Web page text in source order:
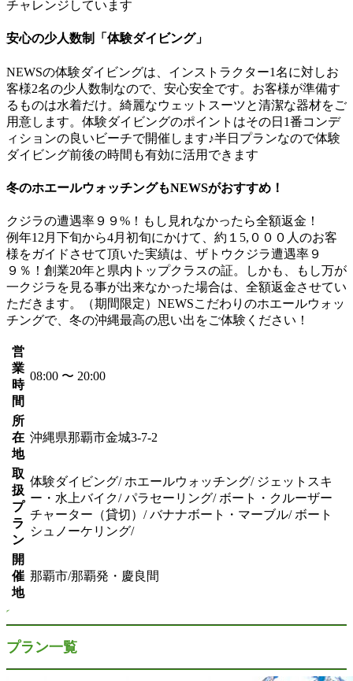
チャレンジしています
安心の少人数制「体験ダイビング」
NEWSの体験ダイビングは、インストラクター1名に対しお
客様2名の少人数制なので、安心安全です。お客様が準備す
るものは水着だけ。綺麗なウェットスーツと清潔な器材をご
用意します。体験ダイビングのポイントはその日1番コンデ
ィションの良いビーチで開催します♪半日プランなので体験
ダイビング前後の時間も有効に活用できます
冬のホエールウォッチングもNEWSがおすすめ！
クジラの遭遇率９９%！もし見れなかったら全額返金！
例年12月下旬から4月初旬にかけて、約１5,０００人のお客
様をガイドさせて頂いた実績は、ザトウクジラ遭遇率９
９％！創業20年と県内トップクラスの証。しかも、もし万が
一クジラを見る事が出来なかった場合は、全額返金させてい
ただきます。（期間限定）NEWSこだわりのホエールウォッ
チングで、冬の沖縄最高の思い出をご体験ください！
営
業
時
間
08:00 〜 20:00
所
在
地
沖縄県那覇市金城3-7-2
取
扱
プ
ラ
ン
体験ダイビング/ ホエールウォッチング/ ジェットスキ
ー・水上バイク/ パラセーリング/ ボート・クルーザー
チャーター（貸切）/ バナナボート・マーブル/ ボート
シュノーケリング/
開
催
地
那覇市/那覇発・慶良間
プラン一覧